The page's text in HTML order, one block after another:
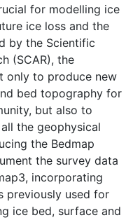
for modelling ice
ice loss and the
by the Scientific
(SCAR), the
only to produce new
bed topography for
but also to
the geophysical
the Bedmap
the survey data
incorporating
previously used for
ice bed, surface and